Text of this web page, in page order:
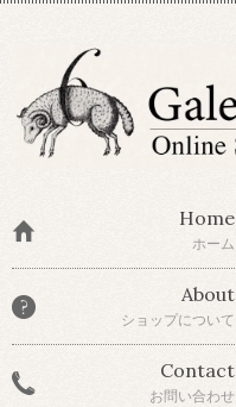
Home
ホーム
About
ショップについて
Contact
お問い合わせ